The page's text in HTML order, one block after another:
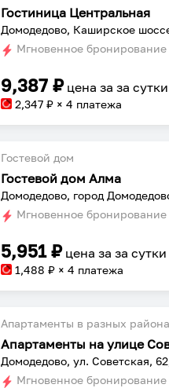
Гостиница Центральная
Домодедово, Каширское
Мгновенное бронирование
9,387 ₽ цена заза сутки
2,347 ₽ × 4 платежа
Гостевой дом
Гостевой дом Алма
Мгновенное бронирование
5,951₽ цена заза сутки
1,488 ₽ × 4 платежа
Апартаменты в разных
Апартаменты на улице
Домодедово, ул. Советская,
Мгновенное бронирование